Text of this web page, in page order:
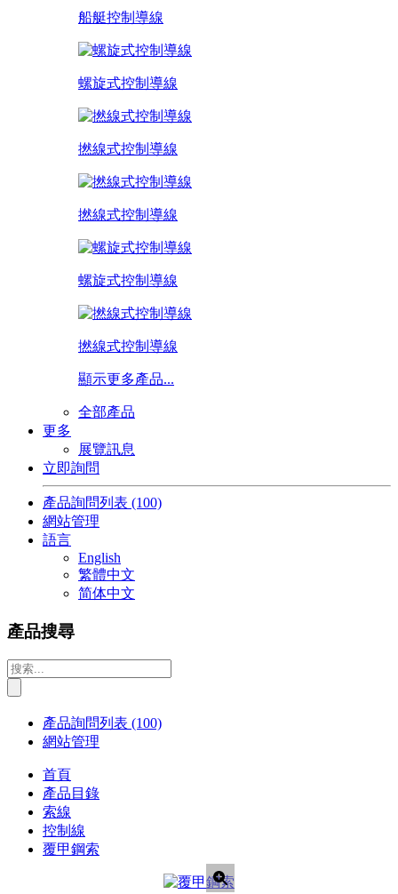
船艇控制導線
螺旋式控制導線
撚線式控制導線
撚線式控制導線
螺旋式控制導線
撚線式控制導線
顯示更多產品...
全部產品
更多
展覽訊息
立即詢問
產品詢問列表 (100)
網站管理
語言
English
繁體中文
简体中文
產品搜尋
產品詢問列表 (100)
網站管理
首頁
產品目錄
索線
控制線
覆甲鋼索